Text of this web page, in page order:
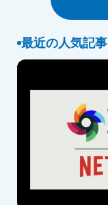
最近の人気記事